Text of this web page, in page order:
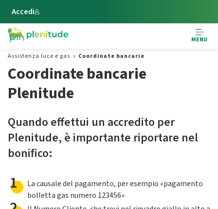
Vai al contenuto principale
Accedi
MENU
Assistenza luce e gas
Coordinate bancarie
Coordinate bancarie
Plenitude
Quando effettui un accredito per
Plenitude, è importante riportare nel
bonifico:
1
La causale del pagamento, per esempio «pagamento
bolletta gas numero 123456»